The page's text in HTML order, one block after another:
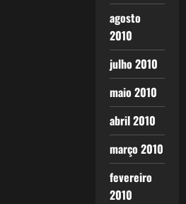
agosto
2010
julho 2010
maio 2010
abril 2010
março 2010
fevereiro
2010